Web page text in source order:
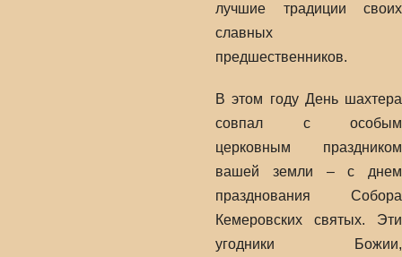
лучшие традиции своих
славных
предшественников.
В этом году День шахтера
совпал с особым
церковным праздником
вашей земли – с днем
празднования Собора
Кемеровских святых. Эти
угодники Божии,